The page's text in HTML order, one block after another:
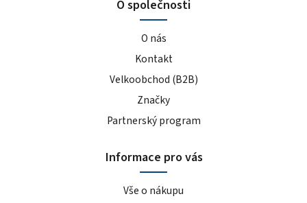
O společnosti
O nás
Kontakt
Velkoobchod (B2B)
Značky
Partnerský program
Informace pro vás
Vše o nákupu